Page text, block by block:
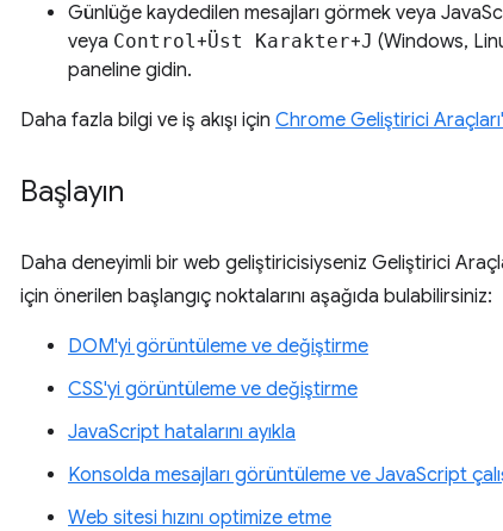
Günlüğe kaydedilen mesajları görmek veya
veya Control+Üst Karakter+J (Windows,
paneline gidin.
Daha fazla bilgi ve iş akışı için Chrome Geliştirici
Başlayın
Daha deneyimli bir web geliştiricisiyseniz Geliştirici
için önerilen başlangıç noktalarını aşağıda bulabilirsiniz:
DOM'yi görüntüleme ve değiştirme
CSS'yi görüntüleme ve değiştirme
JavaScript hatalarını ayıkla
Konsolda mesajları görüntüleme ve JavaScript
Web sitesi hızını optimize etme